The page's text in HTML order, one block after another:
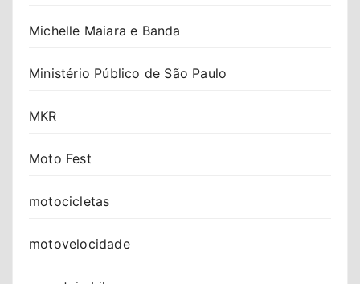
Michelle Maiara e Banda
Ministério Público de São Paulo
MKR
Moto Fest
motocicletas
motovelocidade